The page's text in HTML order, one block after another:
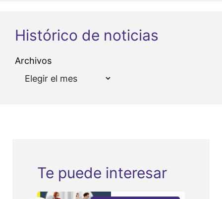
Histórico de noticias
Archivos
Te puede interesar